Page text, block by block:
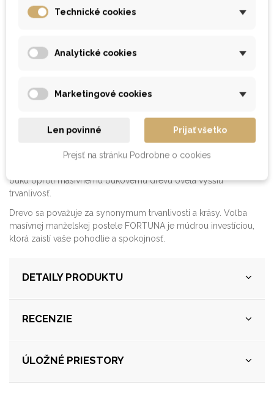
možnosť kombinácie z viacerých typov nočných stolíkov
prevedenie - jadrový buk prírodný alebo morený
Drevo z jadrového buka sa vyznačuje svojou osobitou
štruktúrou. Jadrový buk je vnútorná tmavšia časť bukového
dreva s nižším obsahom vody, ktorá plní statickú funkciu. Svojou
hustotou sa radí medzi ťažké drevá s vysokou odolnosťou.
buku oproti masívnemu bukovému drevu oveľa vyššiu
trvanlivosť.
Drevo sa považuje za synonymum trvanlivosti a krásy. Voľba
masívnej manželskej postele FORTUNA je múdrou investíciou,
ktorá zaistí vaše pohodlie a spokojnosť.
DETAILY PRODUKTU
RECENZIE
ÚLOŽNÉ PRIESTORY
Technické cookies
Analytické cookies
Marketingové cookies
Len povinné Prijať všetko
Prejsť na stránku Podrobne o cookies